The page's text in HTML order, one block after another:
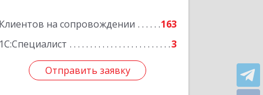
Клиентов на сопровождении
163
1С:Специалист
3
Отправить заявку
Отправить заявку